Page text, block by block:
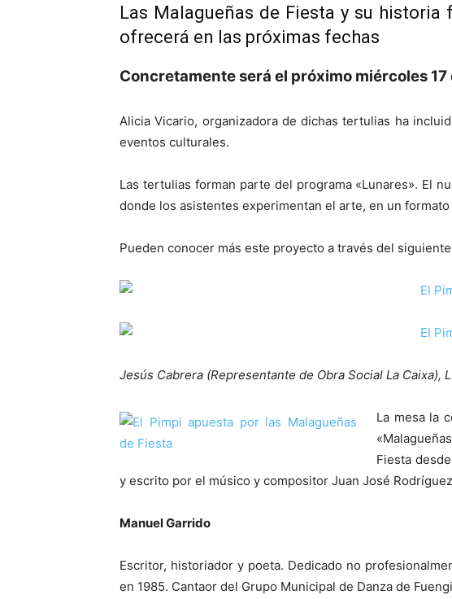
Las Malagueñas de Fiesta y su
ofrecerá en las próximas fechas
Concretamente será el próximo miércoles
Alicia Vicario, organizadora de dichas tertulias ha
eventos culturales.
Las tertulias forman parte del programa «Lunares». El
donde los asistentes experimentan el arte, en un
Pueden conocer más este proyecto a través del
Jesús Cabrera (Representante de Obra Social La
La mesa la
Fiesta
y escrito por el músico y compositor Juan José
Manuel Garrido
Escritor, historiador y poeta. Dedicado no
en 1985. Cantaor del Grupo Municipal de Danza de